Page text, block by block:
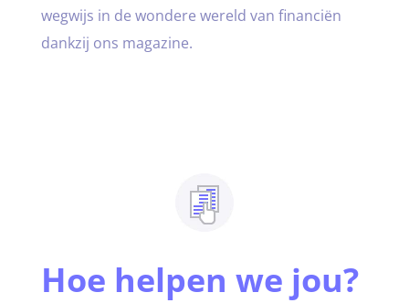
wegwijs in de wondere wereld van financiën
dankzij ons magazine.
Hoe helpen we jou?